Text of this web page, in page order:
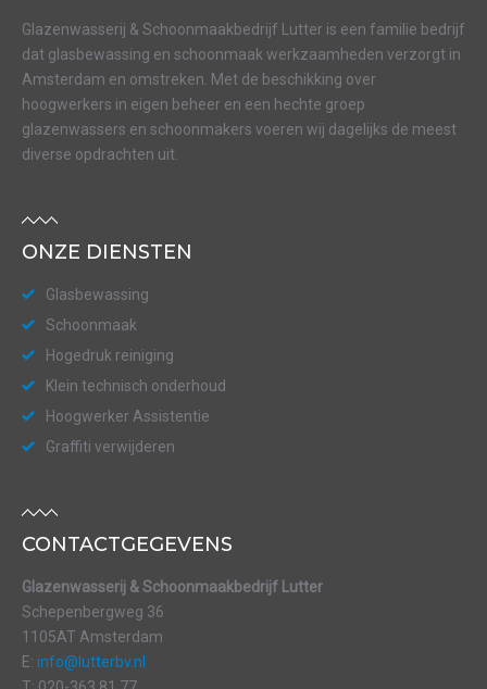
Glazenwasserij & Schoonmaakbedrijf Lutter is een familie bedrijf
dat glasbewassing en schoonmaak werkzaamheden verzorgt in
Amsterdam en omstreken. Met de beschikking over
hoogwerkers in eigen beheer en een hechte groep
glazenwassers en schoonmakers voeren wij dagelijks de meest
diverse opdrachten uit.
ONZE DIENSTEN
Glasbewassing
Schoonmaak
Hogedruk reiniging
Klein technisch onderhoud
Hoogwerker Assistentie
Graffiti verwijderen
CONTACTGEGEVENS
Glazenwasserij & Schoonmaakbedrijf Lutter
Schepenbergweg 36
1105AT Amsterdam
E: info@lutterbv.nl